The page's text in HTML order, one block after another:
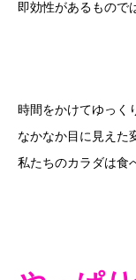
即効性があるもので
時間をかけてゆっく
なかなか目に見えた
私たちのカラダは食